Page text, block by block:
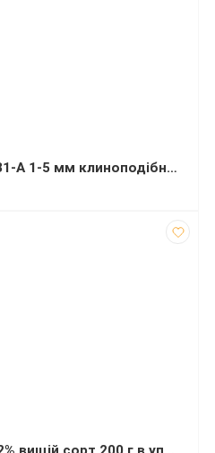
Маркер Highlighter 2531-A 1-5 мм клиноподібний жовтий